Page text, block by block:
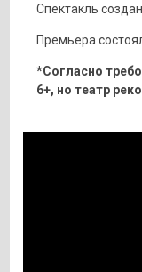
Спектакль
Премьера
*Согласно
6+, но театр